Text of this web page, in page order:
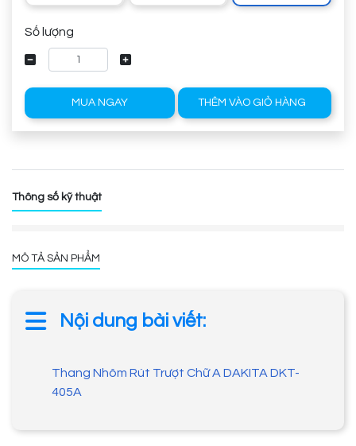
Số lượng
MUA NGAY THÊM VÀO GIỎ HÀNG
Thông số kỹ thuật
MÔ TẢ SẢN PHẨM
Nội dung bài viết:
Thang Nhôm Rút Trượt Chữ A DAKITA DKT-
405A